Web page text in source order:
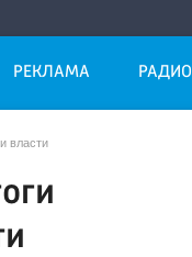
РЕКЛАМА РАДИО
власти